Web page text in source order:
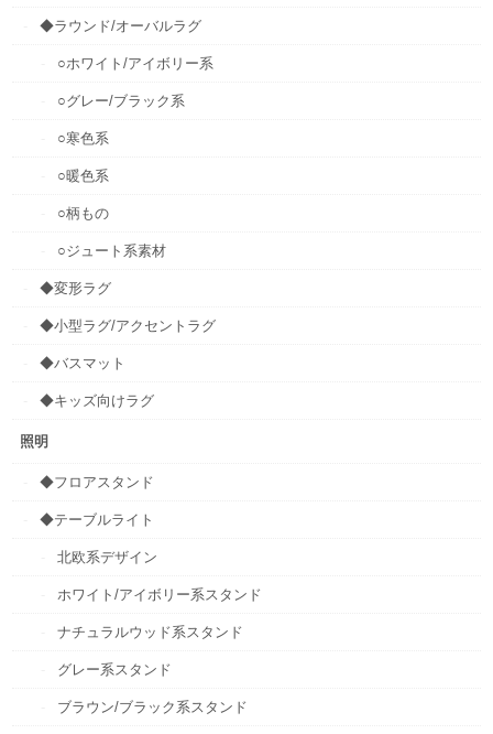
◆ラウンド/オーバルラグ
○ホワイト/アイボリー系
○グレー/ブラック系
○寒色系
○暖色系
○柄もの
○ジュート系素材
◆変形ラグ
◆小型ラグ/アクセントラグ
◆バスマット
◆キッズ向けラグ
照明
◆フロアスタンド
◆テーブルライト
北欧系デザイン
ホワイト/アイボリー系スタンド
ナチュラルウッド系スタンド
グレー系スタンド
ブラウン/ブラック系スタンド